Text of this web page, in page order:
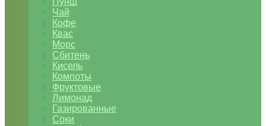
Чай
Кофе
Квас
Морс
Сбитень
Кисель
Компоты
Фруктовые
Лимонад
Газированные
Соки